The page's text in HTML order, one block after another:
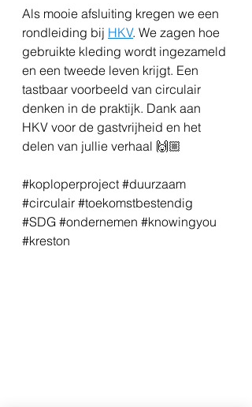
Als mooie afsluiting kregen we een
rondleiding bij HKV. We zagen hoe
gebruikte kleding wordt ingezameld
en een tweede leven krijgt. Een
tastbaar voorbeeld van circulair
denken in de praktijk. Dank aan
HKV voor de gastvrijheid en het
delen van jullie verhaal 🙌🏼
#koploperproject #duurzaam
#circulair #toekomstbestendig
#SDG #ondernemen #knowingyou
#kreston